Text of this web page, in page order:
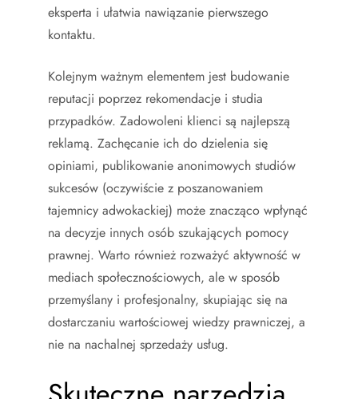
eksperta i ułatwia nawiązanie pierwszego
kontaktu.
Kolejnym ważnym elementem jest budowanie
reputacji poprzez rekomendacje i studia
przypadków. Zadowoleni klienci są najlepszą
reklamą. Zachęcanie ich do dzielenia się
opiniami, publikowanie anonimowych studiów
sukcesów (oczywiście z poszanowaniem
tajemnicy adwokackiej) może znacząco wpłynąć
na decyzje innych osób szukających pomocy
prawnej. Warto również rozważyć aktywność w
mediach społecznościowych, ale w sposób
przemyślany i profesjonalny, skupiając się na
dostarczaniu wartościowej wiedzy prawniczej, a
nie na nachalnej sprzedaży usług.